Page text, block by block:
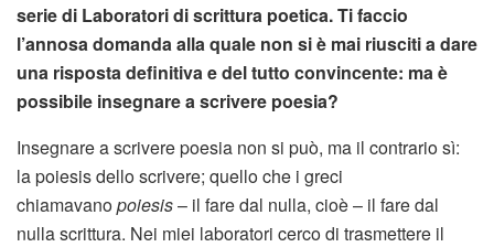
serie di Laboratori di scrittura poetica. Ti faccio
l’annosa domanda alla quale non si è mai riusciti a dare
una risposta definitiva e del tutto convincente: ma è
possibile insegnare a scrivere poesia?
Insegnare a scrivere poesia non si può, ma il contrario sì:
la poiesis dello scrivere; quello che i greci
chiamavanopoiesis– il fare dal nulla, cioè – il fare dal
nulla scrittura. Nei miei laboratori cerco di trasmettere il